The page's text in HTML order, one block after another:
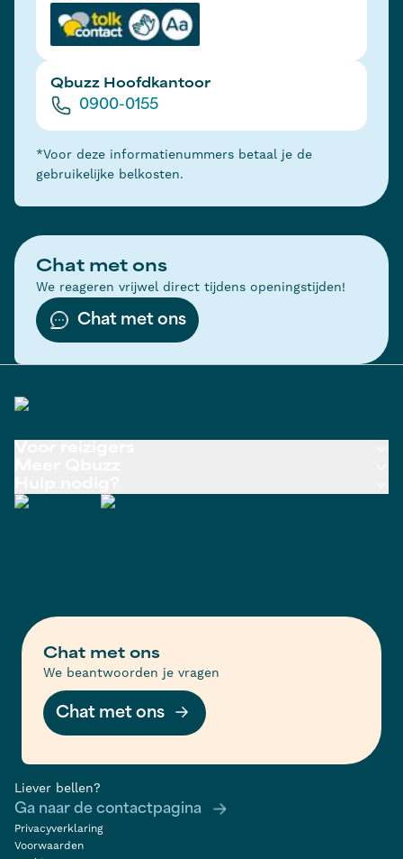
Qbuzz Hoofdkantoor
0900-0155
*Voor deze informatienummers betaal je de
gebruikelijke belkosten.
Chat met ons
We reageren vrijwel direct tijdens openingstijden!
Chat met ons
Chat met ons
We beantwoorden je vragen
Chat met ons
Liever bellen?
Ga naar de contactpagina
Privacyverklaring
Voorwaarden